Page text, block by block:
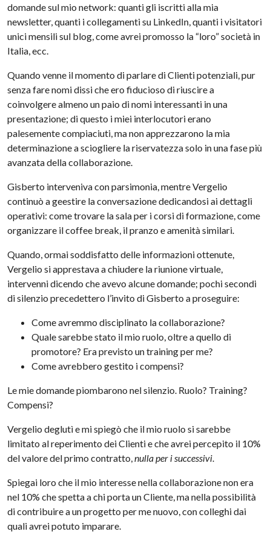
domande sul mio network: quanti gli iscritti alla mia
newsletter, quanti i collegamenti su LinkedIn, quanti i visitatori
unici mensili sul blog, come avrei promosso la “loro” società in
Italia, ecc.
Quando venne il momento di parlare di Clienti potenziali, pur
senza fare nomi dissi che ero fiducioso di riuscire a
coinvolgere almeno un paio di nomi interessanti in una
presentazione; di questo i miei interlocutori erano
palesemente compiaciuti, ma non apprezzarono la mia
determinazione a sciogliere la riservatezza solo in una fase più
avanzata della collaborazione.
Gisberto interveniva con parsimonia, mentre Vergelio
continuò a geestire la conversazione dedicandosi ai dettagli
operativi: come trovare la sala per i corsi di formazione, come
organizzare il coffee break, il pranzo e amenità similari.
Quando, ormai soddisfatto delle informazioni ottenute,
Vergelio si apprestava a chiudere la riunione virtuale,
intervenni dicendo che avevo alcune domande; pochi secondi
di silenzio precedettero l’invito di Gisberto a proseguire:
Come avremmo disciplinato la collaborazione?
Quale sarebbe stato il mio ruolo, oltre a quello di
promotore? Era previsto un training per me?
Come avrebbero gestito i compensi?
Le mie domande piombarono nel silenzio. Ruolo? Training?
Compensi?
Vergelio deglutì e mi spiegò che il mio ruolo si sarebbe
limitato al reperimento dei Clienti e che avrei percepito il 10%
del valore del primo contratto,nulla per i successivi
Spiegai loro che il mio interesse nella collaborazione non era
nel 10% che spetta a chi porta un Cliente, ma nella possibilità
di contribuire a un progetto per me nuovo, con colleghi dai
quali avrei potuto imparare.